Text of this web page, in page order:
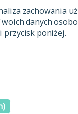
zachowania
danych
przycisk poniżej.
najnowsze hasła
ostatnio